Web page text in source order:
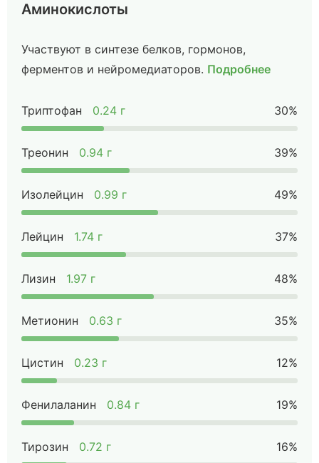
Аминокислоты
Участвуют в синтезе белков, гормонов,
ферментов и нейромедиаторов. Подробнее
Триптофан 0.24 г 30%
Треонин 0.94 г 39%
Изолейцин 0.99 г 49%
Лейцин 1.74 г 37%
Лизин 1.97 г 48%
Метионин 0.63 г 35%
Цистин 0.23 г 12%
Фенилаланин 0.84 г 19%
Тирозин 0.72 г 16%